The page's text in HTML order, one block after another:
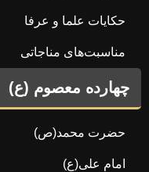
حکایات علما و عرفا
مناسبت‌های مناجاتی
چهارده معصوم (ع)
حضرت محمد(ص)
امام علی(ع)